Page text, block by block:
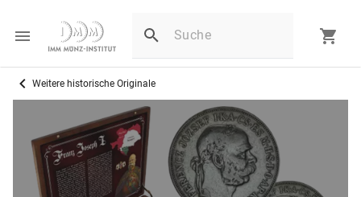
Weitere historische Originale